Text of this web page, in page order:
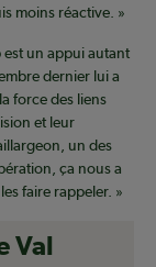
moins réactive. »
est un appui autant
dernier lui a
force des liens
et leur
un des
ça nous a
faire rappeler. »
Val